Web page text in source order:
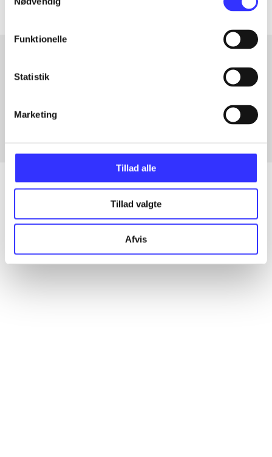
Funktionelle
Statistik
Marketing
Tillad alle
Tillad valgte
Afvis
Artikler med samme emner
Artikler
Alle registrerede artikler fordelt på udgivelser